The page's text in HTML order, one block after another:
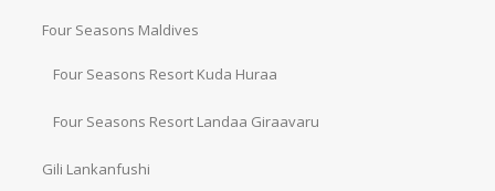
Four Seasons Maldives
Four Seasons Resort Kuda Huraa
Four Seasons Resort Landaa Giraavaru
Gili Lankanfushi